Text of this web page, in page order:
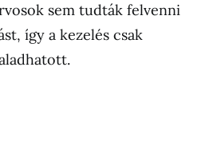
sem tudták felvenni
így a kezelés csak